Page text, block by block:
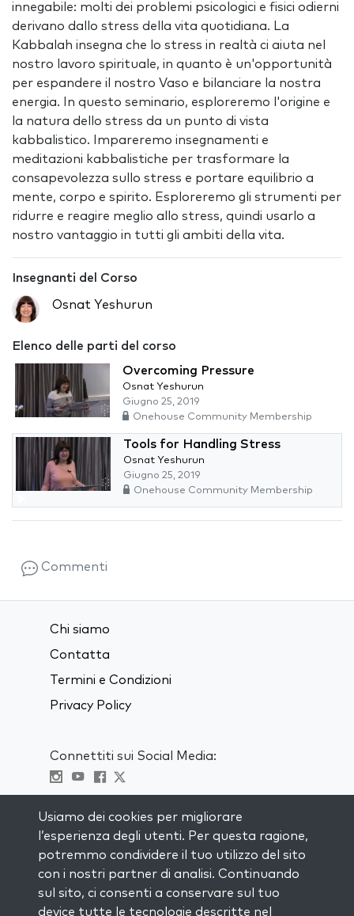
innegabile: molti dei problemi psicologici e fisici odierni
derivano dallo stress della vita quotidiana. La
Kabbalah insegna che lo stress in realtà ci aiuta nel
nostro lavoro spirituale, in quanto è un'opportunità
per espandere il nostro Vaso e bilanciare la nostra
energia. In questo seminario, esploreremo l'origine e
la natura dello stress da un punto di vista
kabbalistico. Impareremo insegnamenti e
meditazioni kabbalistiche per trasformare la
consapevolezza sullo stress e portare equilibrio a
mente, corpo e spirito. Esploreremo gli strumenti per
ridurre e reagire meglio allo stress, quindi usarlo a
nostro vantaggio in tutti gli ambiti della vita.
Insegnanti del Corso
Osnat Yeshurun
Elenco delle parti del corso
Overcoming Pressure
Osnat Yeshurun
Giugno 25, 2019
Onehouse Community Membership
Tools for Handling Stress
Osnat Yeshurun
Giugno 25, 2019
Onehouse Community Membership
Commenti
Chi siamo
Contatta
Termini e Condizioni
Privacy Policy
Connettiti sui Social Media:
RIMANI AGGIORNATO
Iscriviti alla nostra mailing list e ricevi
ispirazione ogni settimana nella tua
casella di posta.
Usiamo dei cookies per migliorare
l’esperienza degli utenti. Per questa ragione,
potremmo condividere il tuo utilizzo del sito
con i nostri partner di analisi. Continuando
sul sito, ci consenti a conservare sul tuo
device tutte le tecnologie descritte nel